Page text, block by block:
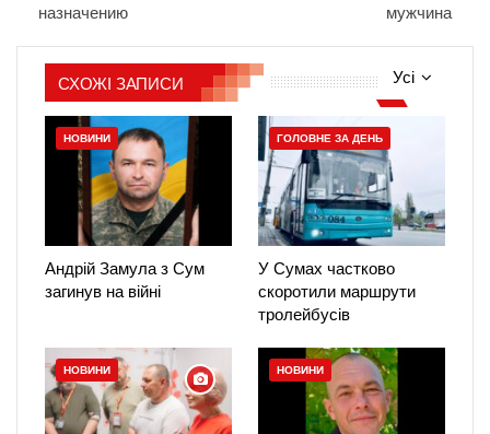
назначению
мужчина
Усі
СХОЖІ ЗАПИСИ
НОВИНИ
Андрій Замула з Сум
загинув на війні
ГОЛОВНЕ ЗА ДЕНЬ
У Сумах частково
скоротили маршрути
тролейбусів
НОВИНИ НОВИНИ